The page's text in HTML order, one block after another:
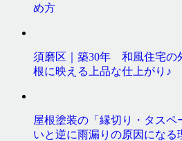
め方
須磨区｜築30年 和風住宅
根に映える上品な仕上がり♪
屋根塗装の「縁切り・タス
いと逆に雨漏りの原因になる